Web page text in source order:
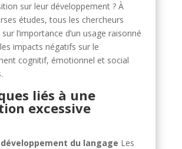
sur leur développement ? À
études, tous les chercheurs
sur l’importance d’un usage raisonné
impacts négatifs sur le
cognitif, émotionnel et social
liés à une
excessive
du langage Les